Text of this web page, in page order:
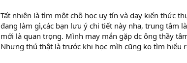
Tất nhiên là tìm một chỗ học uy tín và dạy kiến thức
đang làm gì,các bạn lưu ý chi tiết này nha, trung tâm
mới là quan trọng. Mình may mắn gặp dc ông thầy
Nhưng thú thật là trước khi học mìh cũng ko tìm hiểu